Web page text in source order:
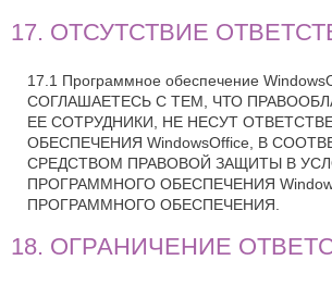
17. ОТСУТСТВИЕ
17.1 Программное обеспечение
СОГЛАШАЕТЕСЬ С ТЕМ, ЧТО
ЕЕ СОТРУДНИКИ, НЕ НЕСУТ
ОБЕСПЕЧЕНИЯ WindowsOffice, В
СРЕДСТВОМ ПРАВОВОЙ ЗАЩИТЫ В
ПРОГРАММНОГО ОБЕСПЕЧЕНИЯ
ПРОГРАММНОГО ОБЕСПЕЧЕНИЯ.
18. ОГРАНИЧЕНИЕ